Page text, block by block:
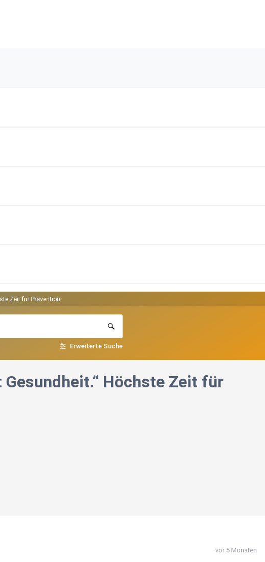
Zeit für Prävention!
Erweiterte Suche
Höchste Zeit für
vor 5 Monaten